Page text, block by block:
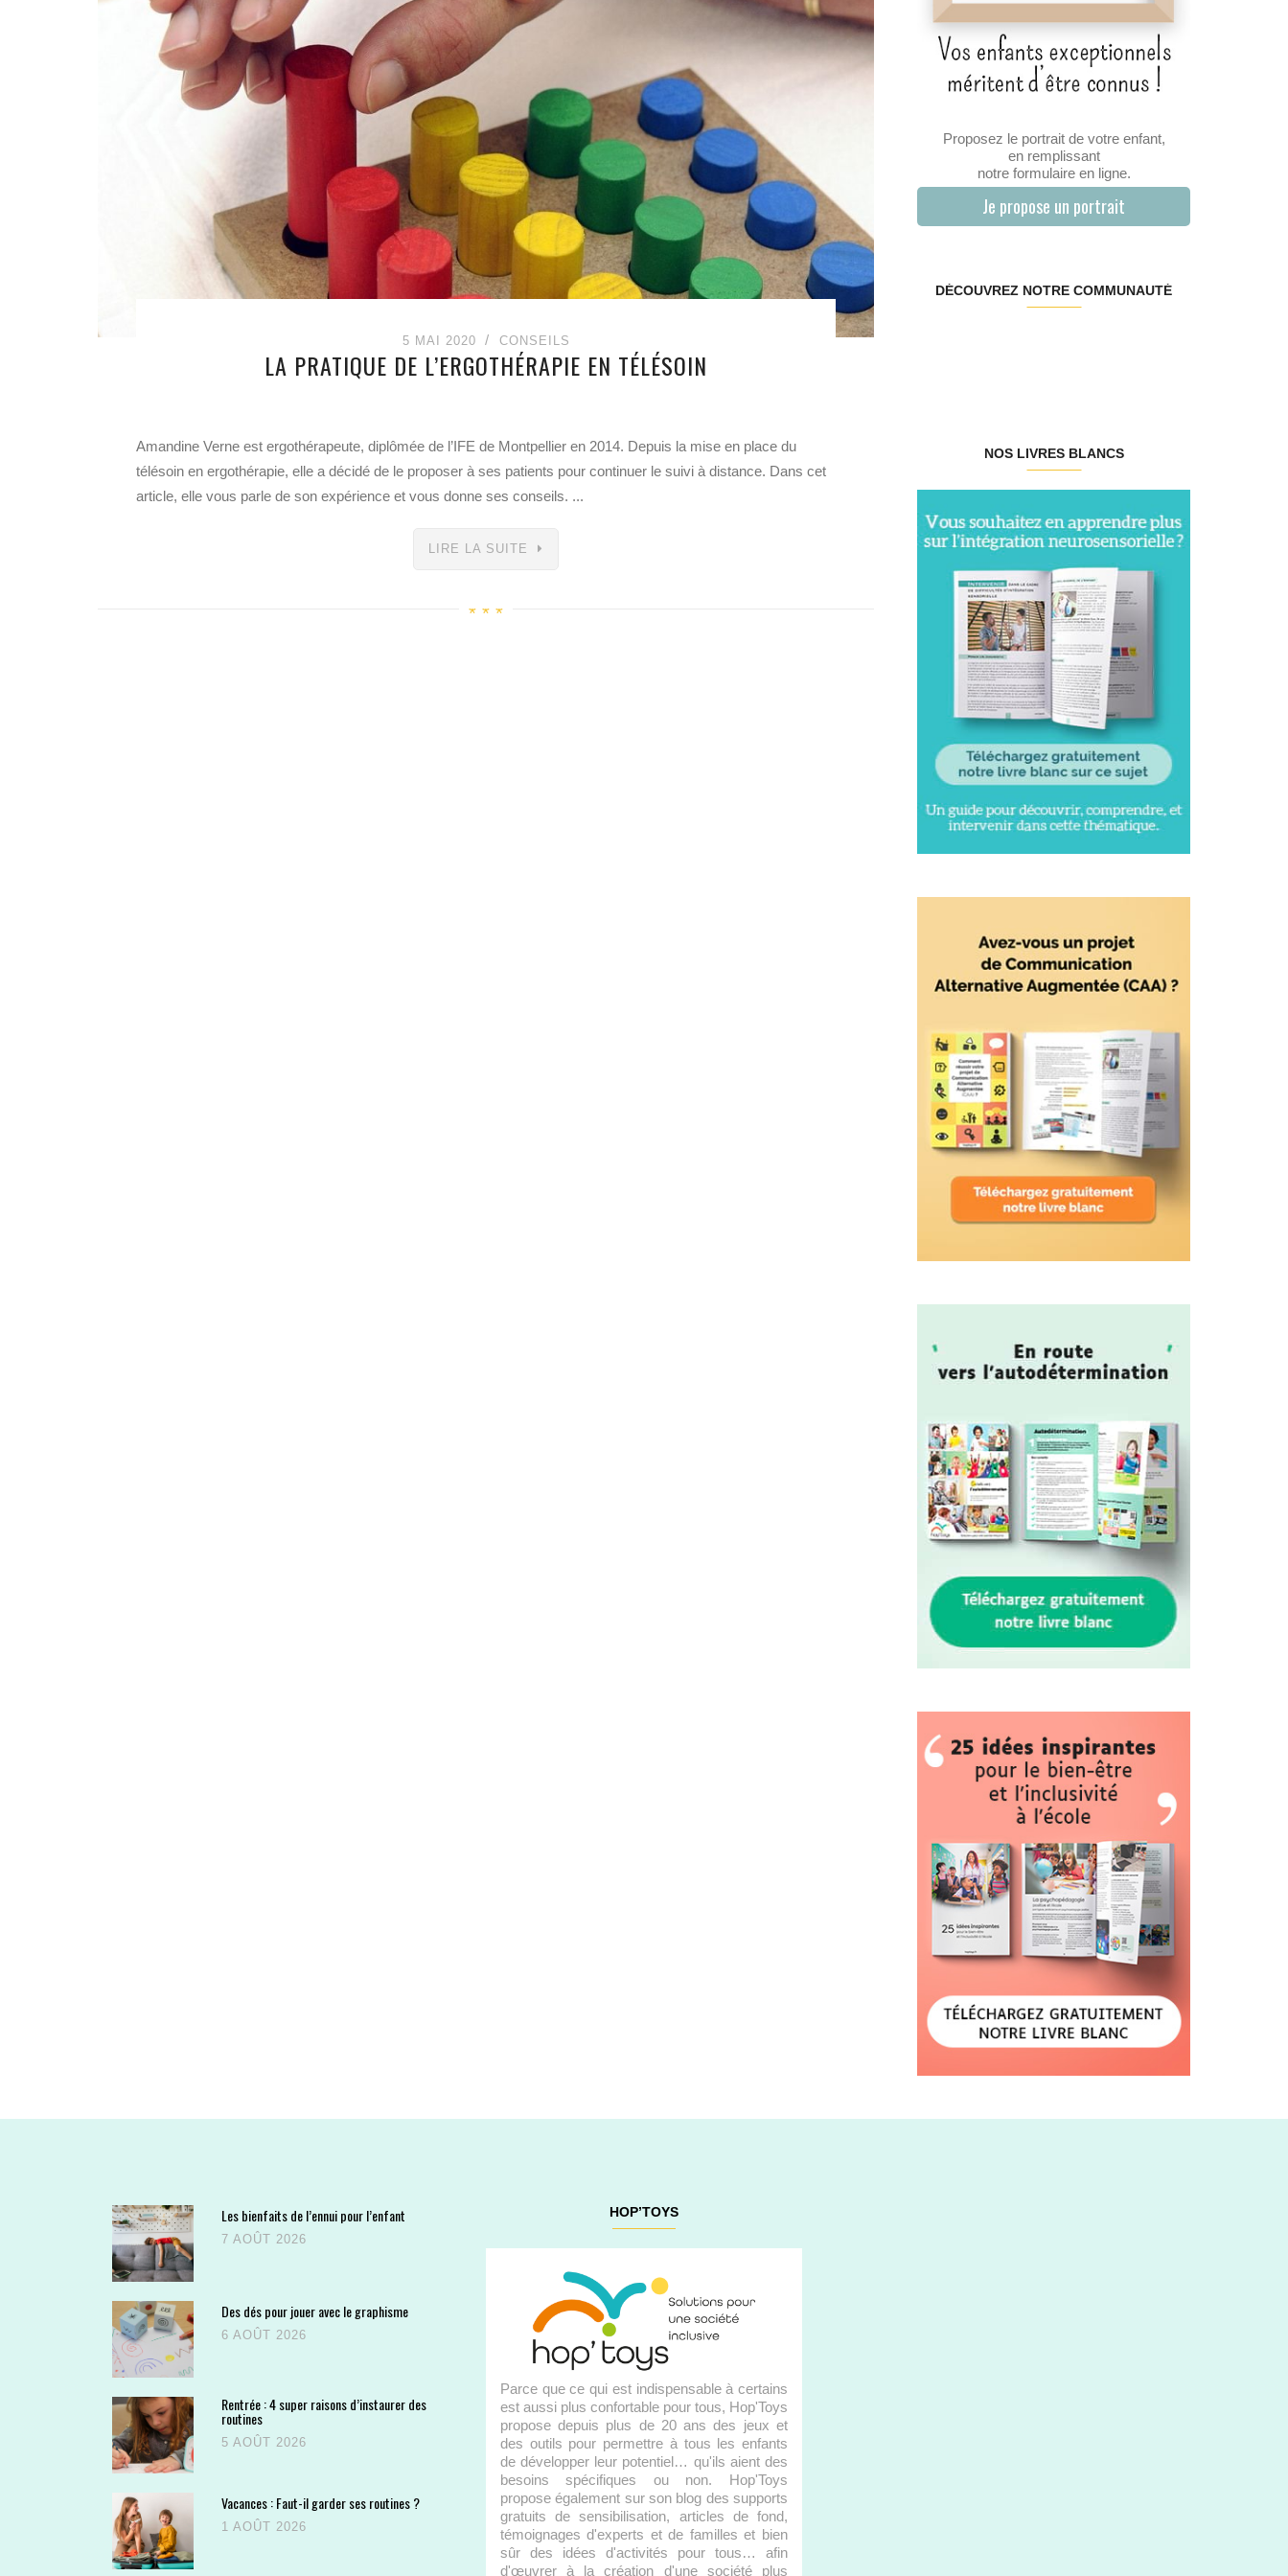
5 MAI 2020 CONSEILS
LA PRATIQUE DE L’ERGOTHÉRAPIE EN TÉLÉSOIN
Amandine Verne est ergothérapeute, diplômée de l’IFE de Montpellier en 2014. Depuis la mise en place du
télésoin en ergothérapie, elle a décidé de le proposer à ses patients pour continuer le suivi à distance. Dans cet
article, elle vous parle de son expérience et vous donne ses conseils. ...
LIRE LA SUITE
Proposez le portrait de votre enfant,
en remplissant
notre formulaire en ligne.
Je propose un portrait
DÉCOUVREZ NOTRE COMMUNAUTÉ
NOS LIVRES BLANCS
Les bienfaits de l’ennui pour l’enfant
7 AOÛT 2026
Des dés pour jouer avec le graphisme
6 AOÛT 2026
Rentrée : 4 super raisons d’instaurer des
routines
5 AOÛT 2026
Vacances : Faut-il garder ses routines ?
1 AOÛT 2026
HOP’TOYS
Parce que ce qui est indispensable à certains
est aussi plus confortable pour tous, Hop'Toys
propose depuis plus de 20 ans des jeux et
des outils pour permettre à tous les enfants
de développer leur potentiel… qu'ils aient des
besoins spécifiques ou non. Hop'Toys
propose également sur son blog des supports
gratuits de sensibilisation, articles de fond,
témoignages d'experts et de familles et bien
sûr des idées d'activités pour tous… afin
d'œuvrer à la création d'une société plus